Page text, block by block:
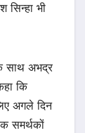
सिन्हा भी
साथ अभद्र
कि
अगले दिन
समर्थकों